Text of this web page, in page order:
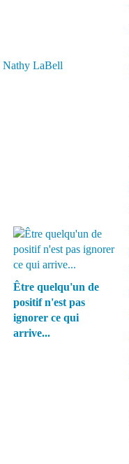
Nathy LaBell
Être quelqu'un de
positif n'est pas
ignorer ce qui
arrive...